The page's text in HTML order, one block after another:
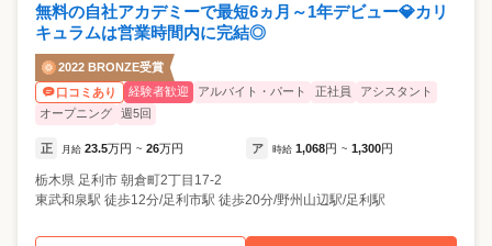
無料の自社アカデミーで最短6ヵ月～1年デビュー💎カリ
キュラムは営業時間内に完結◎
2022 BRONZE受賞
口コミあり
経験者歓迎 アルバイト・パート 正社員
アシスタント
オープニング
週5回
正 月給 23.5万円 ~ 26万円 ア 時給 1,068円 ~ 1,300円
栃木県 足利市 朝倉町2丁目17-2
東武和泉駅 徒歩12分/足利市駅 徒歩20分/野州山辺駅/足利駅